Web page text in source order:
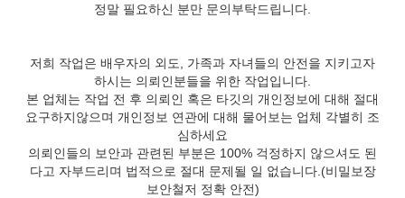
정말 필요하신 분만 문의부탁드립니다.
저희 작업은 배우자의 외도, 가족과 자녀들의 안전을 지키고자
하시는 의뢰인분들을 위한 작업입니다.
본 업체는 작업 전 후 의뢰인 혹은 타깃의 개인정보에 대해 절대
요구하지않으며 개인정보 연관에 대해 물어보는 업체 각별히 조
심하세요
의뢰인들의 보안과 관련된 부분은 100% 걱정하지 않으셔도 된
다고 자부드리며 법적으로 절대 문제될 일 없습니다.(비밀보장
보안철저 정확 안전)